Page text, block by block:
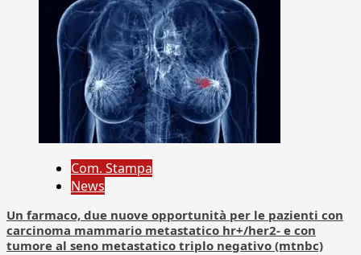
Com. Stampa
News
Un farmaco, due nuove opportunità per le pazienti con
carcinoma mammario metastatico hr+/her2- e con
tumore al seno metastatico triplo negativo (mtnbc)